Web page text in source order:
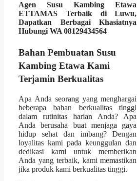
Agen Susu Kambing Etawa
ETTAMAS Terbaik di Luwu,
Dapatkan Berbagai Khasiatnya
Hubungi WA 08129434564
Bahan Pembuatan Susu
Kambing Etawa Kami
Terjamin Berkualitas
Apa Anda seorang yang menghargai
beberapa bahan berkualitas tinggi
dalam rutinitas harian Anda? Apa
Anda berusaha buat menjaga gaya
hidup sehat dan imbang? Dengan
loyalitas kami pada keunggulan dan
dedikasi kami untuk memberikan
Anda yang terbaik, kami memastikan
jika produk kami berkualitas tinggi.